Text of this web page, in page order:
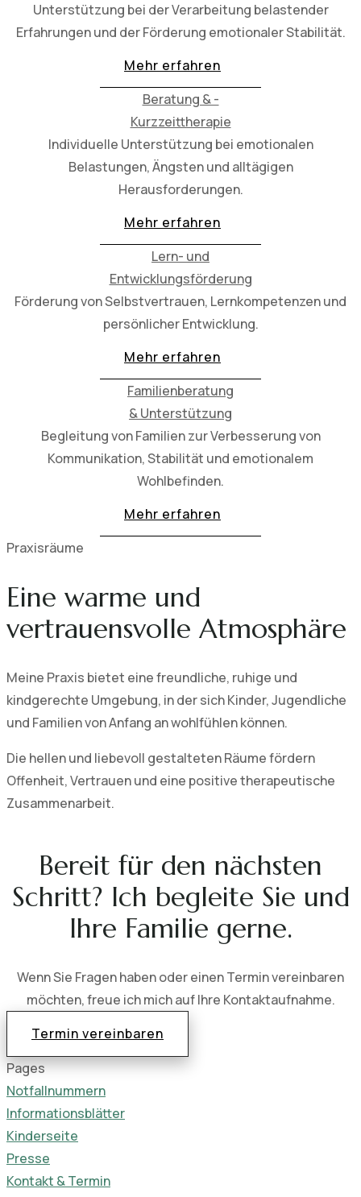
Unterstützung bei der Verarbeitung belastender
Erfahrungen und der Förderung emotionaler Stabilität.
Mehr erfahren
Beratung & -
Kurzzeittherapie
Individuelle Unterstützung bei emotionalen
Belastungen, Ängsten und alltägigen
Herausforderungen.
Mehr erfahren
Lern- und
Entwicklungsförderung
Förderung von Selbstvertrauen, Lernkompetenzen und
persönlicher Entwicklung.
Mehr erfahren
Familienberatung
& Unterstützung
Begleitung von Familien zur Verbesserung von
Kommunikation, Stabilität und emotionalem
Wohlbefinden.
Mehr erfahren
Praxisräume
Eine warme und
vertrauensvolle Atmosphäre
Meine Praxis bietet eine freundliche, ruhige und
kindgerechte Umgebung, in der sich Kinder, Jugendliche
und Familien von Anfang an wohlfühlen können.
Die hellen und liebevoll gestalteten Räume fördern
Offenheit, Vertrauen und eine positive therapeutische
Zusammenarbeit.
Bereit für den nächsten
Schritt? Ich begleite Sie und
Ihre Familie gerne.
Wenn Sie Fragen haben oder einen Termin vereinbaren
möchten, freue ich mich auf Ihre Kontaktaufnahme.
Termin vereinbaren
Pages
Notfallnummern
Informationsblätter
Kinderseite
Presse
Kontakt & Termin